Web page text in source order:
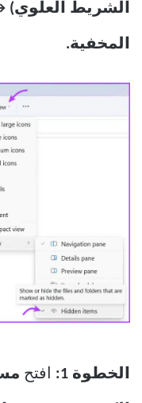
الشريط العلوي)
المخفية.
الخطوة 1: افتح